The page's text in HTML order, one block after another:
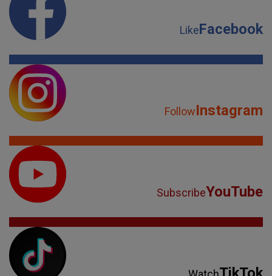
LikeFacebook
FollowInstagram
SubscribeYouTube